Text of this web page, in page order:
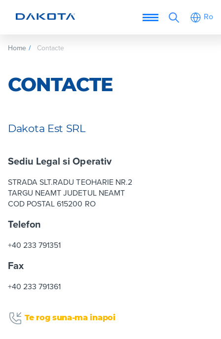
Ro
Home Contacte
CONTACTE
Dakota Est SRL
Sediu Legal si Operativ
STRADA SLT.RADU TEOHARIE NR.2
TARGU NEAMT JUDETUL NEAMT
COD POSTAL 615200 RO
Telefon
+40 233 791351
Fax
+40 233 791361
Te rog suna-ma inapoi